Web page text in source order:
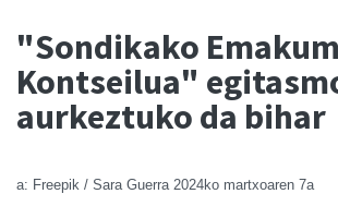
"Sondikako
Kontseilua"
aurkeztuko da bihar
a: Freepik / Sara Guerra 2024ko martxoaren 7a